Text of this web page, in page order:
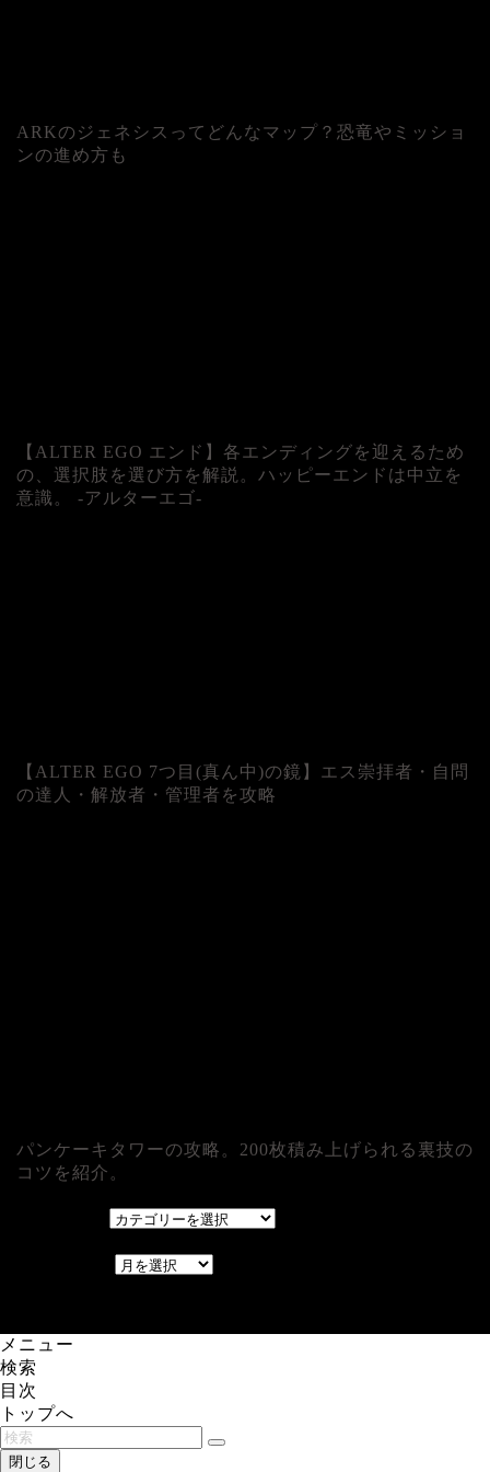
ARKのジェネシスってどんなマップ？恐竜やミッショ
ンの進め方も
【ALTER EGO エンド】各エンディングを迎えるため
の、選択肢を選び方を解説。ハッピーエンドは中立を
意識。 -アルターエゴ-
【ALTER EGO 7つ目(真ん中)の鏡】エス崇拝者・自問
の達人・解放者・管理者を攻略
パンケーキタワーの攻略。200枚積み上げられる裏技の
コツを紹介。
メニュー
検索
目次
トップへ
閉じる